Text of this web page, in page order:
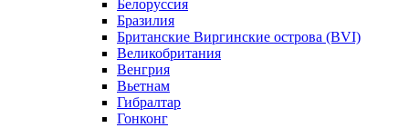
Белоруссия
Бразилия
Британские Виргинские острова (BVI)
Великобритания
Венгрия
Вьетнам
Гибралтар
Гонконг